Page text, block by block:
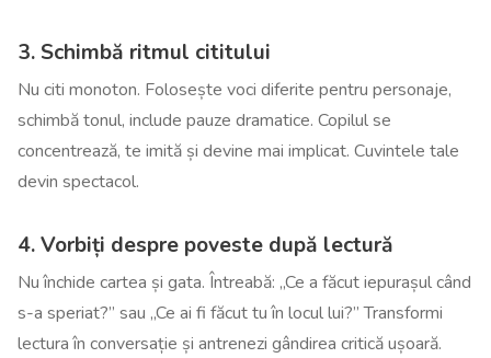
3. Schimbă ritmul cititului
Nu citi monoton. Folosește voci diferite pentru personaje,
schimbă tonul, include pauze dramatice. Copilul se
concentrează, te imită și devine mai implicat. Cuvintele tale
devin spectacol.
4. Vorbiți despre poveste după lectură
Nu închide cartea și gata. Întreabă: „Ce a făcut iepurașul când
s-a speriat?” sau „Ce ai fi făcut tu în locul lui?” Transformi
lectura în conversație și antrenezi gândirea critică ușoară.